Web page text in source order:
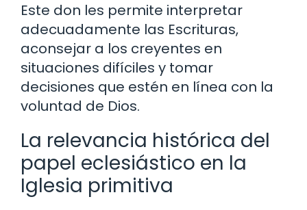
Este don les permite interpretar
adecuadamente las Escrituras,
aconsejar a los creyentes en
situaciones difíciles y tomar
decisiones que estén en línea con la
voluntad de Dios.
La relevancia histórica del
papel eclesiástico en la
Iglesia primitiva